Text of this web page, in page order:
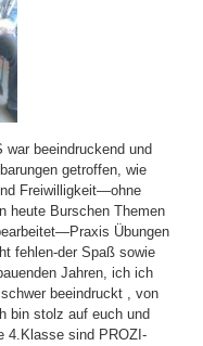
war beeindruckend und
getroffen, wie
Freiwilligkeit—ohne
heute Burschen Themen
Übungen
fehlen-der Spaß sowie
Jahren, ich ich
beeindruckt , von
bin stolz auf euch und
4.Klasse sind PROZI-